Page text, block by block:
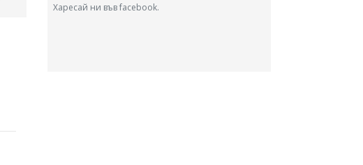
Харесай ни във facebook.